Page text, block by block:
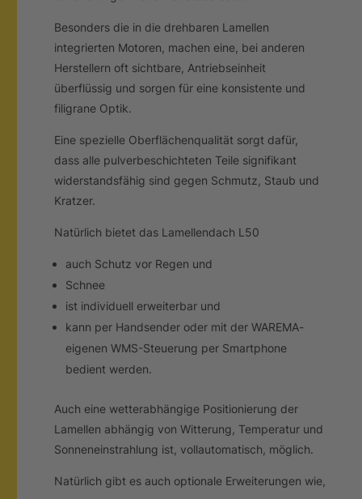
Besonders die in die drehbaren Lamellen
integrierten Motoren, machen eine, bei anderen
Herstellern oft sichtbare, Antriebseinheit
überflüssig und sorgen für eine konsistente und
filigrane Optik.
Eine spezielle Oberflächenqualität sorgt dafür,
dass alle pulverbeschichteten Teile signifikant
widerstandsfähig sind gegen Schmutz, Staub und
Kratzer.
Natürlich bietet das Lamellendach L50
auch Schutz vor Regen und
Schnee
ist individuell erweiterbar und
kann per Handsender oder mit der WAREMA-
eigenen WMS-Steuerung per Smartphone
bedient werden.
Auch eine wetterabhängige Positionierung der
Lamellen abhängig von Witterung, Temperatur und
Sonneneinstrahlung ist, vollautomatisch, möglich.
Natürlich gibt es auch optionale Erweiterungen wie,